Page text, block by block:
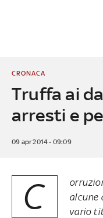
Truffa ai
arresti e
CRONACA
09 apr 2014 - 09:09
C
alcune
vario